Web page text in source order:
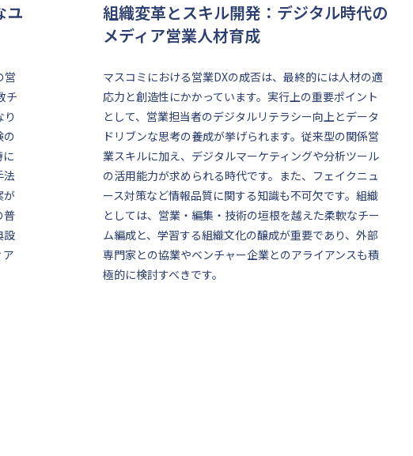
ユ
営
チ
の
法
が
普
設
組織変革とスキル開発：デジタル時代の
メディア営業人材育成
マスコミにおける営業DXの成否は、最終的には人材の適
応力と創造性にかかっています。実行上の重要ポイント
として、営業担当者のデジタルリテラシー向上とデータ
ドリブンな思考の養成が挙げられます。従来型の関係営
業スキルに加え、デジタルマーケティングや分析ツール
の活用能力が求められる時代です。また、フェイクニュ
ース対策など情報品質に関する知識も不可欠です。組織
としては、営業・編集・技術の垣根を越えた柔軟なチー
ム編成と、学習する組織文化の醸成が重要であり、外部
専門家との協業やベンチャー企業とのアライアンスも積
極的に検討すべきです。